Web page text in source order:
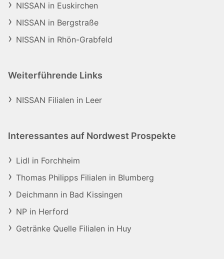
NISSAN in Euskirchen
NISSAN in Bergstraße
NISSAN in Rhön-Grabfeld
Weiterführende Links
NISSAN Filialen in Leer
Interessantes auf Nordwest Prospekte
Lidl in Forchheim
Thomas Philipps Filialen in Blumberg
Deichmann in Bad Kissingen
NP in Herford
Getränke Quelle Filialen in Huy